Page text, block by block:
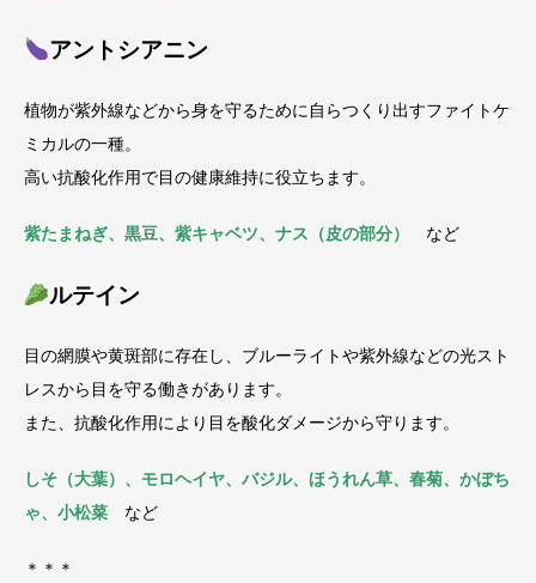
アントシアニン
植物が紫外線などから身を守るために自らつくり出すファイトケ
ミカルの一種。
高い抗酸化作用で目の健康維持に役立ちます。
紫たまねぎ、黒豆、紫キャベツ、ナス（皮の部分） など
ルテイン
目の網膜や黄斑部に存在し、ブルーライトや紫外線などの光スト
レスから目を守る働きがあります。
また、抗酸化作用により目を酸化ダメージから守ります。
しそ（大葉）、モロヘイヤ、バジル、ほうれん草、春菊、かぼち
ゃ、小松菜 など
＊＊＊